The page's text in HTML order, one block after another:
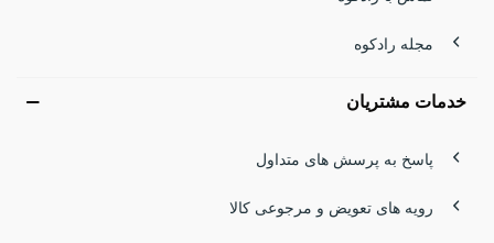
مجله رادکوه
خدمات مشتریان
پاسخ به پرسش های متداول
رویه های تعویض و مرجوعی کالا